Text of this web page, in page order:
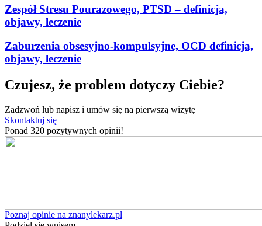
Zespół Stresu Pourazowego, PTSD – definicja,
objawy, leczenie
Zaburzenia obsesyjno-kompulsyjne, OCD definicja,
objawy, leczenie
Czujesz, że problem dotyczy Ciebie?
Zadzwoń lub napisz i umów się na pierwszą wizytę
Skontaktuj się
Ponad 320 pozytywnych opinii!
Poznaj opinie na znanylekarz.pl